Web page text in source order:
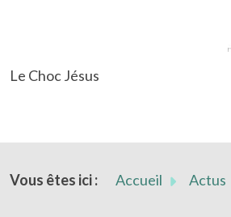
Le Choc Jésus
Vous êtes ici : Accueil Actus